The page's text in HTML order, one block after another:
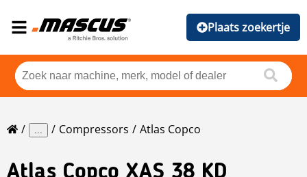
Plaats zoekertje
... Compressors Atlas Copco